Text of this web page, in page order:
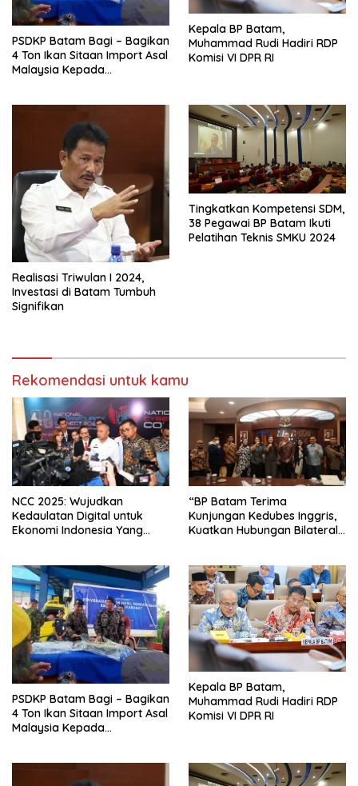
PSDKP Batam Bagi – Bagikan
4 Ton Ikan Sitaan Import Asal
Malaysia Kepada
Kepala BP Batam,
Muhammad Rudi Hadiri RDP
Komisi VI DPR RI
Realisasi Triwulan I 2024,
Investasi di Batam Tumbuh
Signifikan
Tingkatkan Kompetensi SDM,
38 Pegawai BP Batam Ikuti
Pelatihan Teknis SMKU 2024
Rekomendasi untuk kamu
NCC 2025: Wujudkan
Kedaulatan Digital untuk
Ekonomi Indonesia Yang
“BP Batam Terima
Kunjungan Kedubes Inggris,
Kuatkan Hubungan Bilateral
PSDKP Batam Bagi – Bagikan
4 Ton Ikan Sitaan Import Asal
Malaysia Kepada
Kepala BP Batam,
Muhammad Rudi Hadiri RDP
Komisi VI DPR RI